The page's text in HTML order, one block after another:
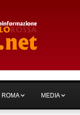
ROMA MEDIA